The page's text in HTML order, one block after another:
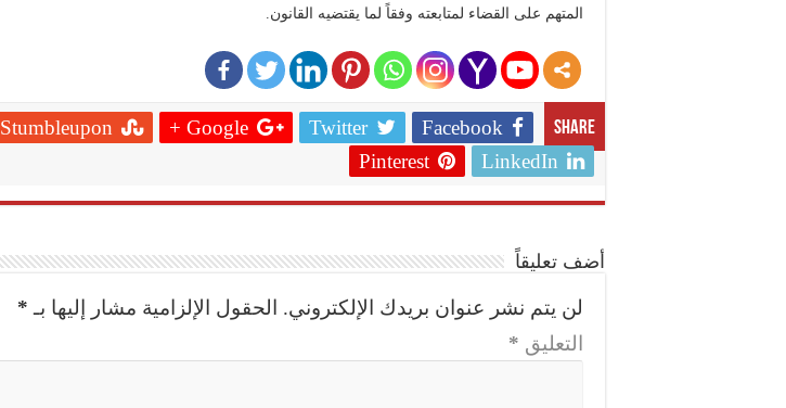
المتهم على القضاء لمتابعته وفقاً لما يقتضيه القانون.
Share
Facebook
Twitter
Google +
Stumbleupon
LinkedIn
Pinterest
أضف تعليقاً
لن يتم نشر عنوان بريدك الإلكتروني. الحقول الإلزامية مشار إليها بـ *
التعليق *